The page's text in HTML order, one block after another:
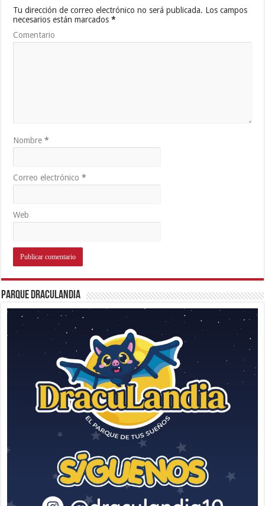
Tu dirección de correo electrónico no será publicada. Los campos
necesarios están marcados*
Comentario
Nombre*
Correo electrónico*
Web
Parque Draculandia